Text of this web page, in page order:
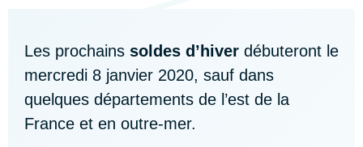
Les prochains soldes d’hiver débuteront le
mercredi 8 janvier 2020, sauf dans
quelques départements de l’est de la
France et en outre-mer.